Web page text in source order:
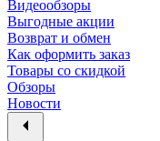
Видеообзоры
Выгодные акции
Возврат и обмен
Как оформить заказ
Товары со скидкой
Обзоры
Новости